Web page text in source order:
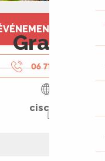
et TERMINÉ
Gratuit
06 71 77 47
ciscm.fr